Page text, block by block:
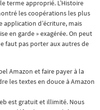
terme approprié. L’Histoire
les coopérations les plus
application d’écriture, mais
en garde » exagérée. On peut
faut pas porter aux autres de
Amazon et faire payer à la
les textes en douce à Amazon
est gratuit et illimité. Nous